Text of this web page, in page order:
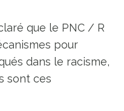
que le PNC / R
pour
dans le racisme,
sont ces